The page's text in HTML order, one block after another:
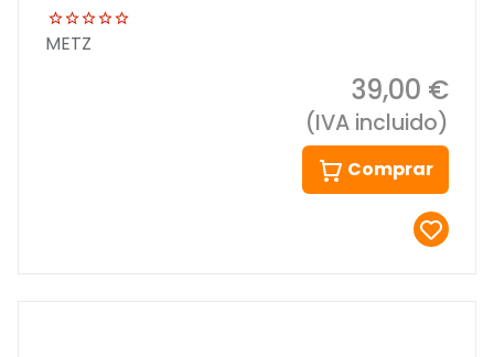
METZ
39,00 €
(IVA incluido)
Comprar